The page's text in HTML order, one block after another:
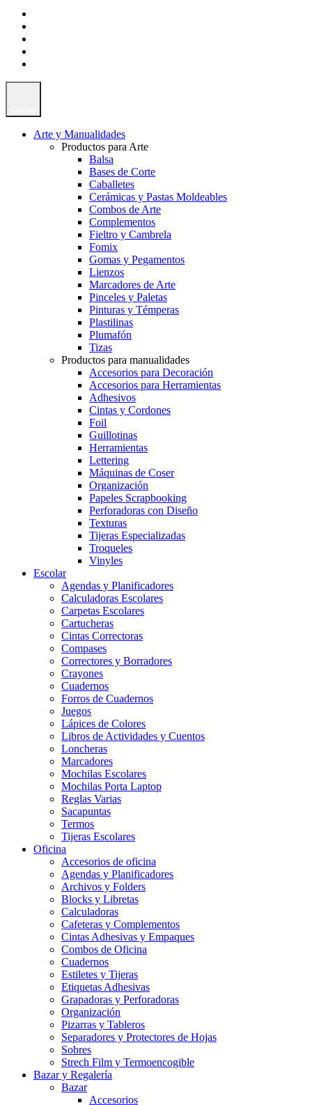
Arte y Manualidades
Productos para Arte
Balsa
Bases de Corte
Caballetes
Cerámicas y Pastas Moldeables
Combos de Arte
Complementos
Fieltro y Cambrela
Fomix
Gomas y Pegamentos
Lienzos
Marcadores de Arte
Pinceles y Paletas
Pinturas y Témperas
Plastilinas
Plumafón
Tizas
Productos para manualidades
Accesorios para Decoración
Accesorios para Herramientas
Adhesivos
Cintas y Cordones
Foil
Guillotinas
Herramientas
Lettering
Máquinas de Coser
Organización
Papeles Scrapbooking
Perforadoras con Diseño
Texturas
Tijeras Especializadas
Troqueles
Vinyles
Escolar
Agendas y Planificadores
Calculadoras Escolares
Carpetas Escolares
Cartucheras
Cintas Correctoras
Compases
Correctores y Borradores
Crayones
Cuadernos
Forros de Cuadernos
Juegos
Lápices de Colores
Libros de Actividades y Cuentos
Loncheras
Marcadores
Mochilas Escolares
Mochilas Porta Laptop
Reglas Varias
Sacapuntas
Termos
Tijeras Escolares
Oficina
Accesorios de oficina
Agendas y Planificadores
Archivos y Folders
Blocks y Libretas
Calculadoras
Cafeteras y Complementos
Cintas Adhesivas y Empaques
Combos de Oficina
Cuadernos
Estiletes y Tijeras
Etiquetas Adhesivas
Grapadoras y Perforadoras
Organización
Pizarras y Tableros
Separadores y Protectores de Hojas
Sobres
Strech Film y Termoencogible
Bazar y Regalería
Bazar
Accesorios